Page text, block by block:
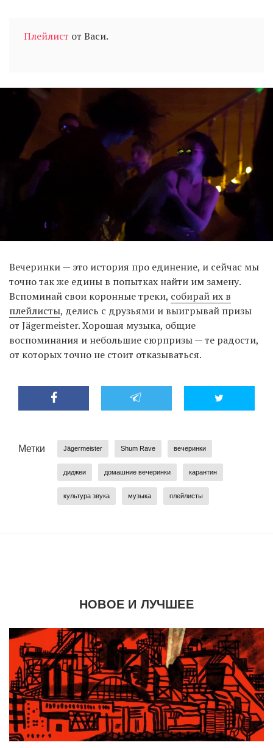
Плейлист от Васи.
Вечеринки — это история про единение, и сейчас мы
точно так же едины в попытках найти им замену.
Вспоминай свои коронные треки, собирай их в
плейлисты, делись с друзьями и выигрывай призы
от Jägermeister. Хорошая музыка, общие
воспоминания и небольшие сюрпризы — те радости,
от которых точно не стоит отказываться.
Метки Jägermeister Shum Rave вечеринки
диджеи домашние вечеринки карантин
культура звука музыка плейлисты
НОВОЕ И ЛУЧШЕЕ